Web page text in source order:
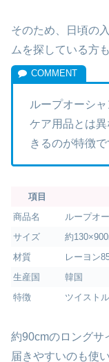
そのため、日頃の
ムを探している方
ループオーシ
ケア用品とは
きるのが特徴で
項目
商品名
ループオ
サイズ
約
材質
レーヨン
生産国
韓国
特徴
ツイスト
約90cmのロングサ
届きやすいのも使